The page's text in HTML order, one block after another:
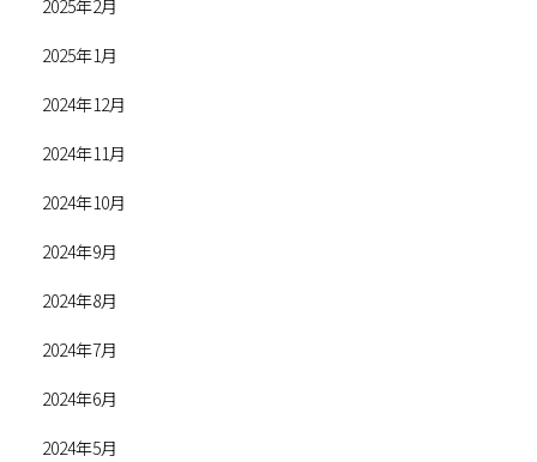
2025年2月
2025年1月
2024年12月
2024年11月
2024年10月
2024年9月
2024年8月
2024年7月
2024年6月
2024年5月